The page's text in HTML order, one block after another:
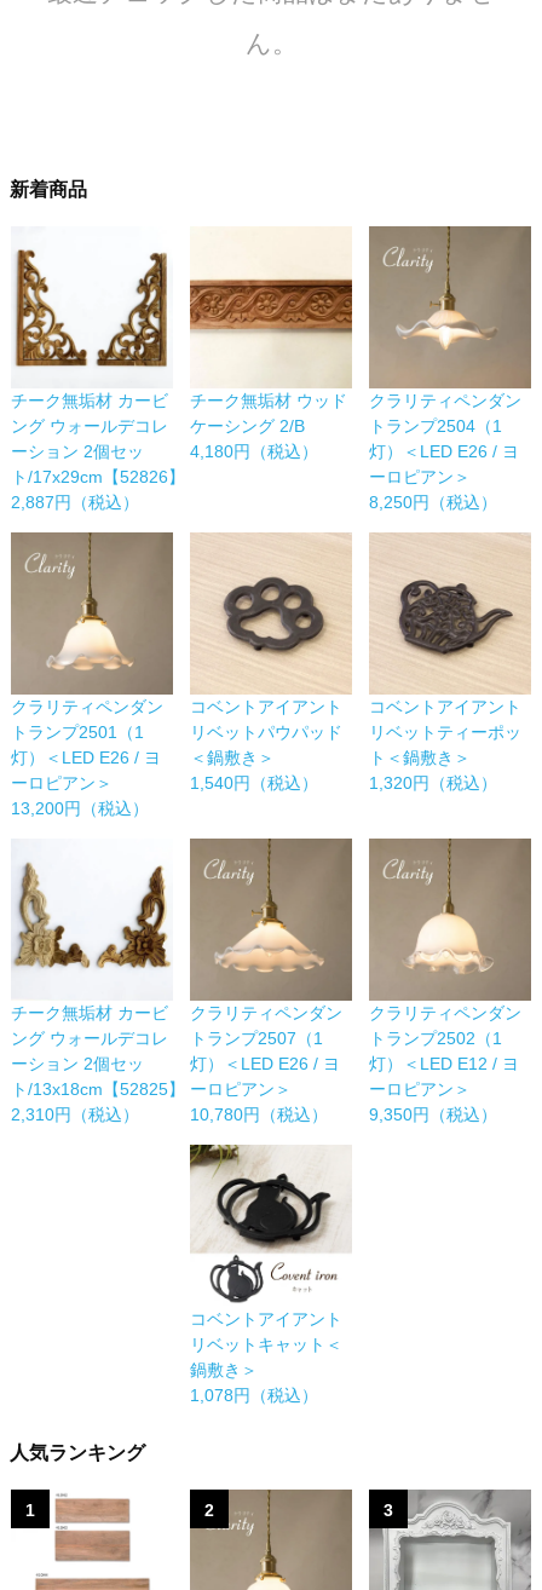
ん。
新着商品
チーク無垢材 カービ
ング ウォールデコレ
ーション 2個セッ
ト/17x29cm【52826】
2,887円（税込）
チーク無垢材 ウッド
ケーシング 2/B
4,180円（税込）
クラリティペンダン
トランプ2504（1
灯）＜LED E26 / ヨ
ーロピアン＞
8,250円（税込）
クラリティペンダン
トランプ2501（1
灯）＜LED E26 / ヨ
ーロピアン＞
13,200円（税込）
コベントアイアント
リベットパウパッド
＜鍋敷き＞
1,540円（税込）
コベントアイアント
リベットティーポッ
ト＜鍋敷き＞
1,320円（税込）
チーク無垢材 カービ
ング ウォールデコレ
ーション 2個セッ
ト/13x18cm【52825】
2,310円（税込）
クラリティペンダン
トランプ2507（1
灯）＜LED E26 / ヨ
ーロピアン＞
10,780円（税込）
クラリティペンダン
トランプ2502（1
灯）＜LED E12 / ヨ
ーロピアン＞
9,350円（税込）
コベントアイアント
リベットキャット＜
鍋敷き＞
1,078円（税込）
人気ランキング
1 2 3